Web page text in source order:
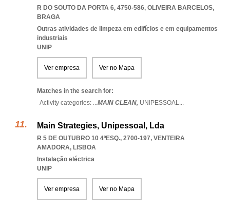
R DO SOUTO DA PORTA 6, 4750-586, OLIVEIRA BARCELOS,
BRAGA
Outras atividades de limpeza em edifícios e em equipamentos
industriais
UNIP
Ver empresa Ver no Mapa
Matches in the search for:
Activity categories: ...MAIN CLEAN, UNIPESSOAL...
Main Strategies, Unipessoal, Lda
R 5 DE OUTUBRO 10 4ºESQ., 2700-197, VENTEIRA
AMADORA, LISBOA
Instalação eléctrica
UNIP
Ver empresa Ver no Mapa